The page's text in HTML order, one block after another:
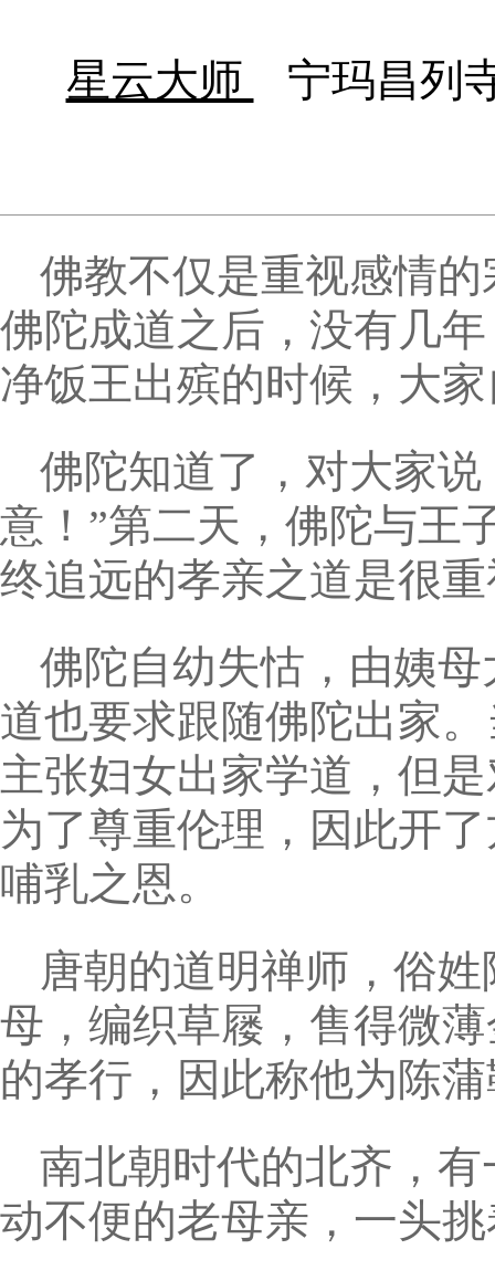
星云大师 宁玛昌列
佛教不仅是重视感情
佛陀成道之后，没有几
净饭王出殡的时候，大
佛陀知道了，对大家
意！”第二天，佛陀与王
终追远的孝亲之道是很
佛陀自幼失怙，由姨
道也要求跟随佛陀出家
主张妇女出家学道，但
为了尊重伦理，因此开
哺乳之恩。
唐朝的道明禅师，俗
母，编织草屦，售得微
的孝行，因此称他为陈
南北朝时代的北齐，
动不便的老母亲，一头